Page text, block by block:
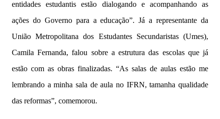
entidades estudantis estão dialogando e acompanhando as
ações do Governo para a educação”. Já a representante da
União Metropolitana dos Estudantes Secundaristas (Umes),
Camila Fernanda, falou sobre a estrutura das escolas que já
estão com as obras finalizadas. “As salas de aulas estão me
lembrando a minha sala de aula no IFRN, tamanha qualidade
das reformas”, comemorou.